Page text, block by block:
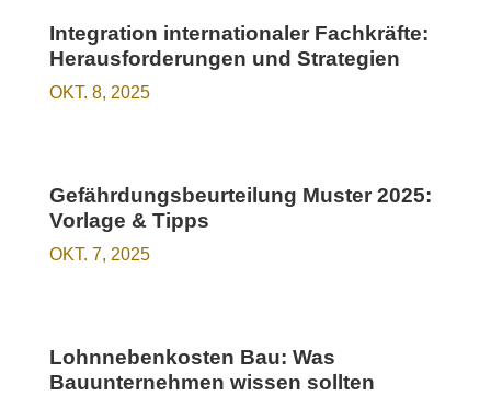
Integration internationaler Fachkräfte:
Herausforderungen und Strategien
OKT. 8, 2025
Gefährdungsbeurteilung Muster 2025:
Vorlage & Tipps
OKT. 7, 2025
Lohnnebenkosten Bau: Was
Bauunternehmen wissen sollten